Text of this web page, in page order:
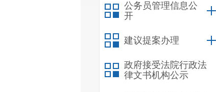
公务员管理信息公
开
建议提案办理
政府接受法院行政法
律文书机构公示